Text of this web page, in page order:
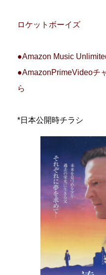
ロケットボーイズ
●Amazon Music
●AmazonPrimeVideoチ
ら
*日本公開時チラシ